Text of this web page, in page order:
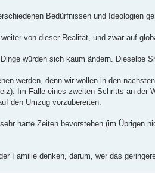
Bedürfnissen und Ideologien
von dieser Realität, und zwar auf
würden sich kaum ändern. Dieselbe
werden, denn wir wollen in den
Im Falle eines zweiten Schritts an der
den Umzug vorzubereiten.
harte Zeiten bevorstehen (im Übrigen
Familie denken, darum, wer das